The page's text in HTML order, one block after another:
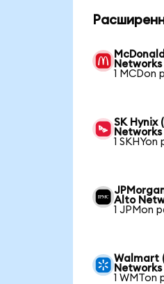
1 MCDon
SK Hynix
1
Alto
1 JPMon
Walmart
1 WMTon